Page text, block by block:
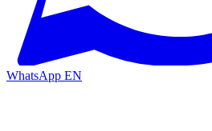
WhatsApp EN